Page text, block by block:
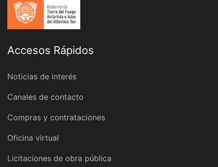
Accesos Rápidos
Noticias de interés
Canales de contacto
Compras y contrataciones
Oficina virtual
Licitaciones de obra pública